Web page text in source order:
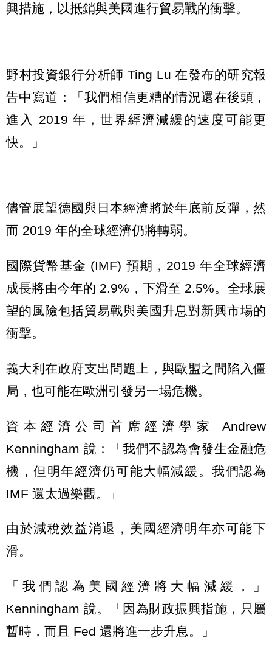
興措施，以抵銷與美國進行貿易戰的衝擊。
野村投資銀行分析師 Ting Lu 在發布的研究報
告中寫道：「我們相信更糟的情況還在後頭，
進入 2019 年，世界經濟減緩的速度可能更
快。」
儘管展望德國與日本經濟將於年底前反彈，然
而 2019 年的全球經濟仍將轉弱。
國際貨幣基金 (IMF) 預期，2019 年全球經濟
成長將由今年的 2.9%，下滑至 2.5%。全球展
望的風險包括貿易戰與美國升息對新興市場的
衝擊。
義大利在政府支出問題上，與歐盟之間陷入僵
局，也可能在歐洲引發另一場危機。
資本經濟公司首席經濟學家 Andrew
Kenningham 說：「我們不認為會發生金融危
機，但明年經濟仍可能大幅減緩。我們認為
IMF 還太過樂觀。」
由於減稅效益消退，美國經濟明年亦可能下
滑。
「我們認為美國經濟將大幅減緩，」
Kenningham 說。「因為財政振興指施，只屬
暫時，而且 Fed 還將進一步升息。」